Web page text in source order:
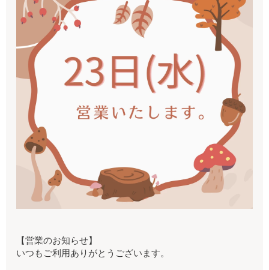
【営業のお知らせ】
いつもご利用ありがとうございます。